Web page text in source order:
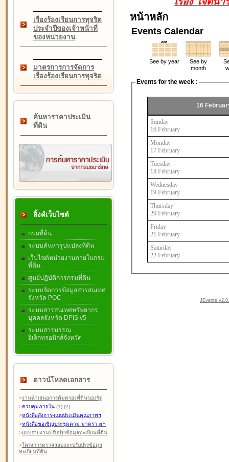
เรื่องร้องเรียนการทุจริต
ประจำปีของเจ้าหน้าที่
ของหน่วยงาน
มาตรการการจัดการ
เรื่องร้องเรียนการทุจริต
ค้นหาราคาประเมิน
ที่ดิน
ลิ้งค์เว็บไซต์
กรมที่ดิน
ระบบค้นหารูปแปลงที่ดิน
เว็บไซต์หน่วยงานภายในกรม
ที่ดิน
ศูนย์ปฏิบัติการกรมที่ดิน
ระบบจัดการข้อมูลสารสนเทศ
จังหวัด POC
ระบบสารสนเทศทรัพยากร
บุคคลจังหวัด DPIS v5
ระบบสารบรรณ
อิเล็กทรอนิกส์จังหวัด
ดาวน์โหลดเอกสาร
>งานนำเสนอการคุ้มครองที่ดินของรัฐ
>ควบคุมภายใน (1) (2)
>หนังสือสังการ-แบบประเมินคุณภาพฯ
>หนังสือขอเชิญประชุมตาม มาตรา ๘ฯ
>แบบรายงานปรับปรุงข้อมูลทะเบียนที่ดิน
>โครงการตรวจสอบและปรับปรุงข้อมูล
ทะเบียนที่ดิน
หน้าหลัก
Events Calendar
See by year
See by
month
Events for the week :
16
Sunday
16 February
Monday
17 February
Tuesday
18 February
Wednesday
19 February
Thursday
20 February
Friday
21 February
Saturday
22 February
JEvents